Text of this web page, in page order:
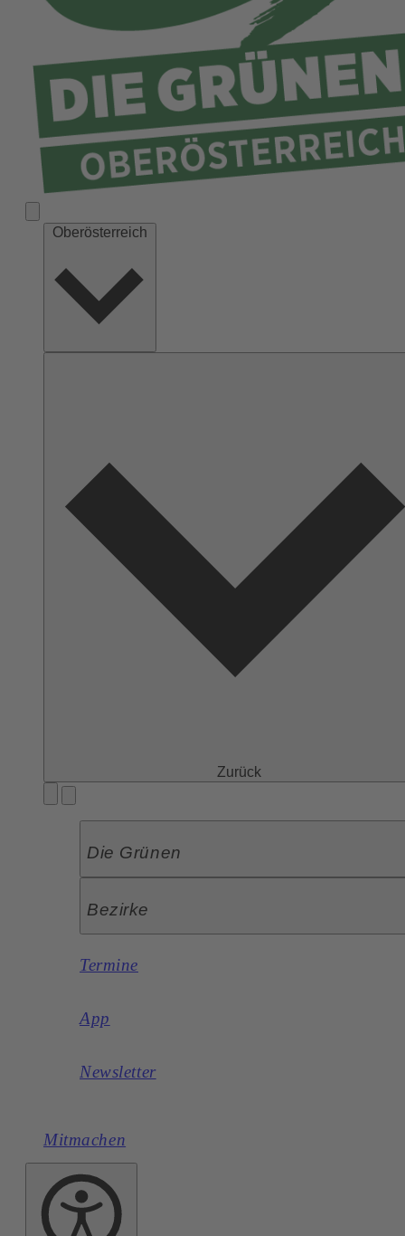
Ried
Schärding
Steyr
Steyr-Land
Urfahr-Umgebung
Vöcklabruck
Oberösterreich
Zurück
Die Grünen
Bezirke
Termine
App
Newsletter
Mitmachen